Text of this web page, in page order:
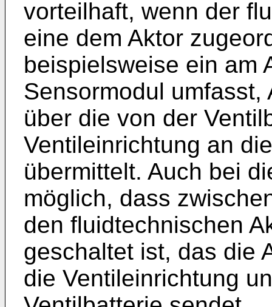
vorteilhaft, wenn der
eine dem Aktor
beispielsweise ein am
Sensormodul
über die von der
Ventileinrichtung an
übermittelt. Auch bei
möglich, dass
den fluidtechnischen
geschaltet ist, das die
die Ventileinrichtung